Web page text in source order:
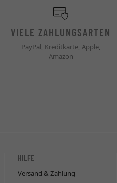
VIELE ZAHLUNGSARTEN
PayPal, Kreditkarte, Apple,
Amazon
HILFE
Versand & Zahlung